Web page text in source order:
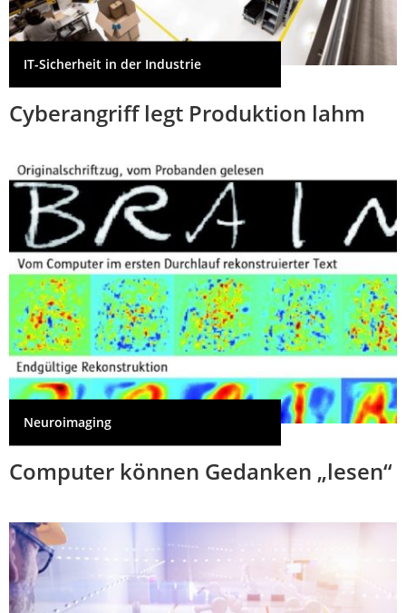
IT-Sicherheit in der Industrie
Cyberangriff legt Produktion lahm
Neuroimaging
Computer können Gedanken „lesen“